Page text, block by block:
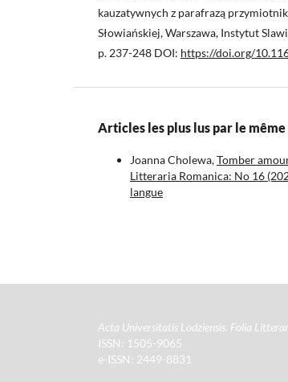
kauzatywnych z parafrazą
Słowiańskiej, Warszawa, Instytut
p. 237-248 DOI: https://doi.org/
Articles les plus lus par le
Joanna Cholewa,Tomber
Litteraria Romanica: No 16
langue
Acta Universitatis Lodziensis. Folia
ISSN: 1505-9065
e-ISSN: 2449-8831